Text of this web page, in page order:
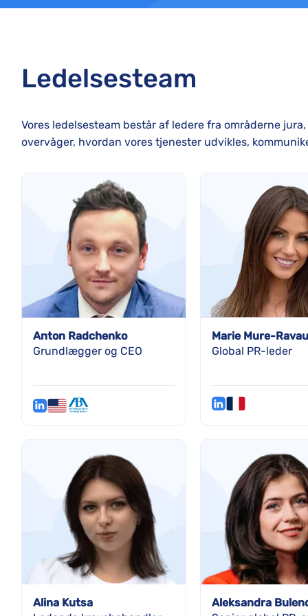
Ledelsesteam
Vores ledelsesteam består af ledere fra områderne
overvåger, hvordan vores tjenester udvikles,
Anton Radchenko
Grundlægger og CEO
Marie Mure-
Global PR-leder
Alina Kutsa
Aleksandra